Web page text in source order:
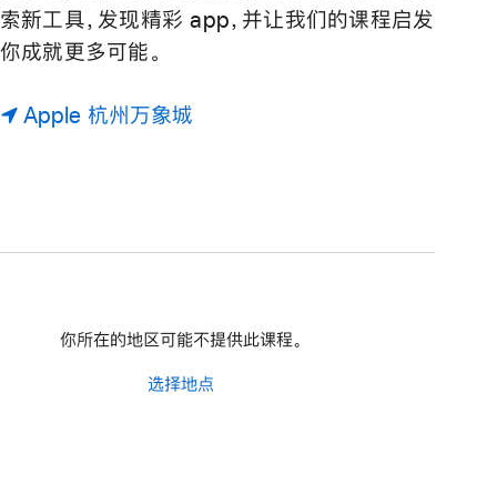
索新工具，发现精彩 app，并让我们的课程启发
你成就更多可能。
Apple 杭州万象城
你所在的地区可能不提供此课程。
选择地点